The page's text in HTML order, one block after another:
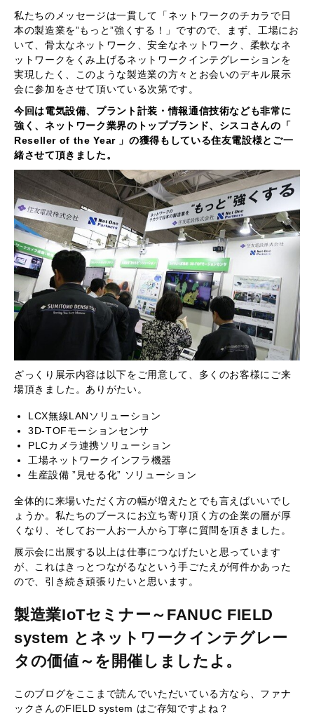
私たちのメッセージは一貫して「ネットワークのチカラで日
本の製造業を”もっと”強くする！」ですので、まず、工場にお
いて、骨太なネットワーク、安全なネットワーク、柔軟なネ
ットワークをくみ上げるネットワークインテグレーションを
実現したく、このような製造業の方々とお会いのデキル展示
会に参加をさせて頂いている次第です。
今回は電気設備、プラント計装・情報通信技術なども非常に
強く、ネットワーク業界のトップブランド、シスコさんの「
Reseller of the Year 」の獲得もしている住友電設様とご一
緒させて頂きました。
ざっくり展示内容は以下をご用意して、多くのお客様にご来
場頂きました。ありがたい。
LCX無線LANソリューション
3D-TOFモーションセンサ
PLCカメラ連携ソリューション
工場ネットワークインフラ機器
生産設備 ”見せる化” ソリューション
全体的に来場いただく方の幅が増えたとでも言えばいいでし
ょうか。私たちのブースにお立ち寄り頂く方の企業の層が厚
くなり、そしてお一人お一人から丁寧に質問を頂きました。
展示会に出展する以上は仕事につなげたいと思っています
が、これはきっとつながるなという手ごたえが何件かあった
ので、引き続き頑張りたいと思います。
製造業IoTセミナー～FANUC FIELD
system とネットワークインテグレー
タの価値～を開催しましたよ。
このブログをここまで読んでいただいている方なら、ファナ
ックさんのFIELD system はご存知ですよね？